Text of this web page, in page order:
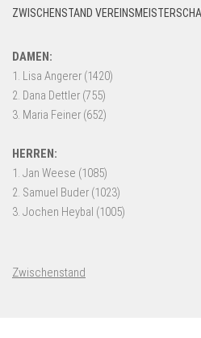
ZWISCHENSTAND
Zwischenstand